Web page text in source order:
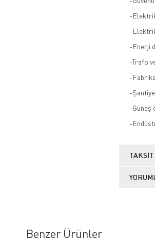
-
-
-Enerji
-Trafo
-
-
-Güneş
-
Benzer Ürünler